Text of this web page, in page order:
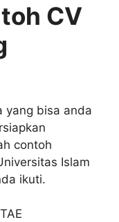
CV
yang bisa anda
contoh
Islam
ikuti.